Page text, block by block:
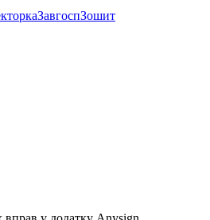
ЗавгоспЗошит